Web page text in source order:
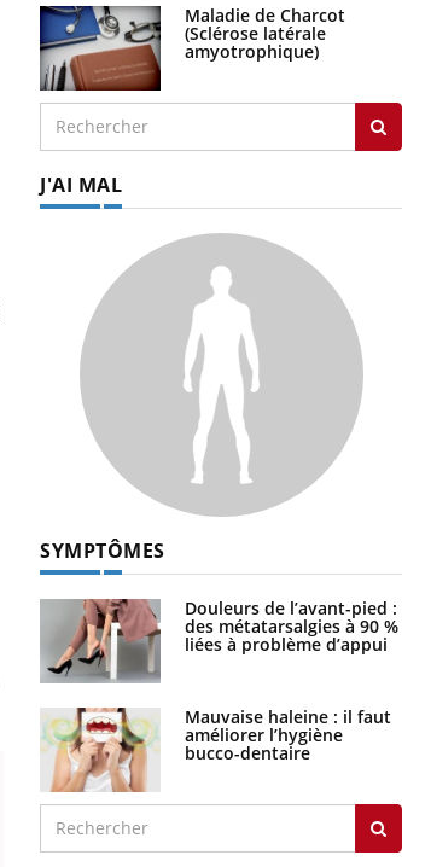
Maladie de Charcot
(Sclérose latérale
amyotrophique)
J'AI MAL
SYMPTÔMES
Douleurs de l’avant-pied :
des métatarsalgies à 90 %
liées à problème d’appui
Mauvaise haleine : il faut
améliorer l’hygiène
bucco-dentaire